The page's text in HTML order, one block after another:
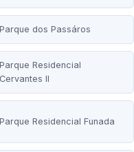
Parque dos Passáros
Parque Residencial
Cervantes II
Parque Residencial Funada